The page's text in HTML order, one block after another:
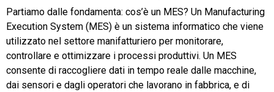
Partiamo dalle fondamenta: cos’è un MES? Un Manufacturing
Execution System (MES) è un sistema informatico che viene
utilizzato nel settore manifatturiero per monitorare,
controllare e ottimizzare i processi produttivi. Un MES
consente di raccogliere dati in tempo reale dalle macchine,
dai sensori e dagli operatori che lavorano in fabbrica, e di